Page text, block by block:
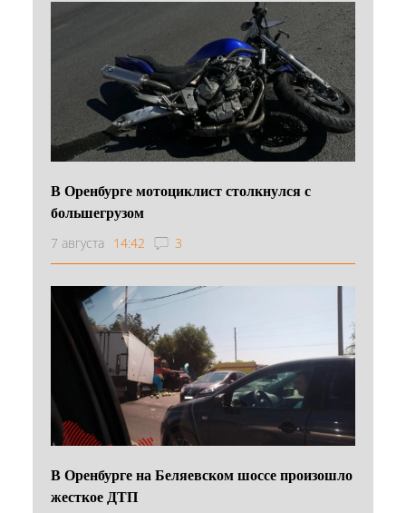
В Оренбурге мотоциклист столкнулся с
большегрузом
7 августа 14:42 3
В Оренбурге на Беляевском шоссе произошло
жесткое ДТП